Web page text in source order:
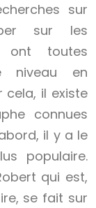
sur
sur les
ont toutes
niveau en
cela, il existe
connues
il y a le
populaire.
qui est,
se fait sur